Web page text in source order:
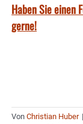
Haben Sie einen
gerne!
Von Christian Huber |